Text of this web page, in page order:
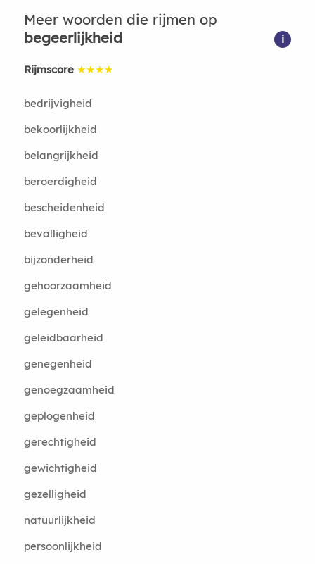
Meer woorden die rijmen op
begeerlijkheid
i
Rijmscore ★★★★
bedrijvigheid
bekoorlijkheid
belangrijkheid
beroerdigheid
bescheidenheid
bevalligheid
bijzonderheid
gehoorzaamheid
gelegenheid
geleidbaarheid
genegenheid
genoegzaamheid
geplogenheid
gerechtigheid
gewichtigheid
gezelligheid
natuurlijkheid
persoonlijkheid